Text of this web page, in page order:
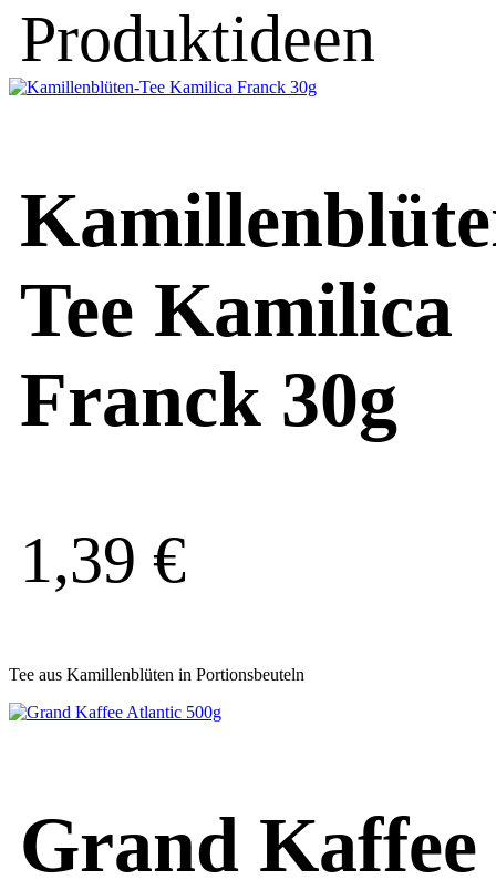
Produktideen
Tee Kamilica
Franck 30g
1,39 €
Tee aus Kamillenblüten in Portionsbeuteln
Grand Kaffee